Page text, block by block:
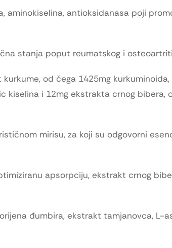
aminokiselina, antioksidanasa poji
stanja poput reumatskog i
od čega 1425mg kurkuminoida,
kiselina i 12mg ekstrakta crnog bibera,
mirisu, za koji su odgovorni
apsorpciju, ekstrakt crnog
đumbira, ekstrakt tamjanovca, L-